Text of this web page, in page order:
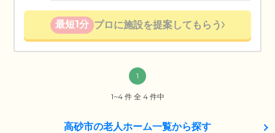
最短1分 プロに施設を提案してもらう
1
1~4 件 全 4 件中
高砂市の老人ホーム一覧から探す